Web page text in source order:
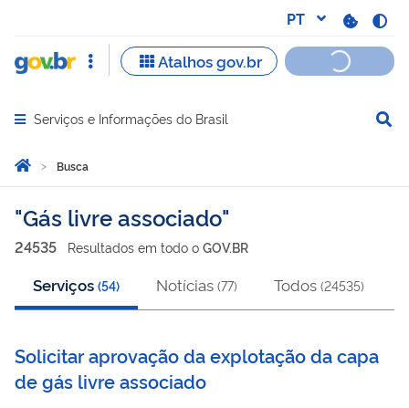
Abrir menu principal de navegação
Serviços e Informações do Brasil
Você está aqui:
Página Inicial
Busca
Busca
Gás livre associado
24535 Resultados em todo o GOV.BR
Serviços (54) Notícias (77) Todos (24535)
Solicitar aprovação da explotação da capa
de gás livre associado